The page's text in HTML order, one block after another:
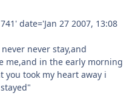
date='Jan 27 2007, 13:08
never stay,and
me,and in the early morning
took my heart away i